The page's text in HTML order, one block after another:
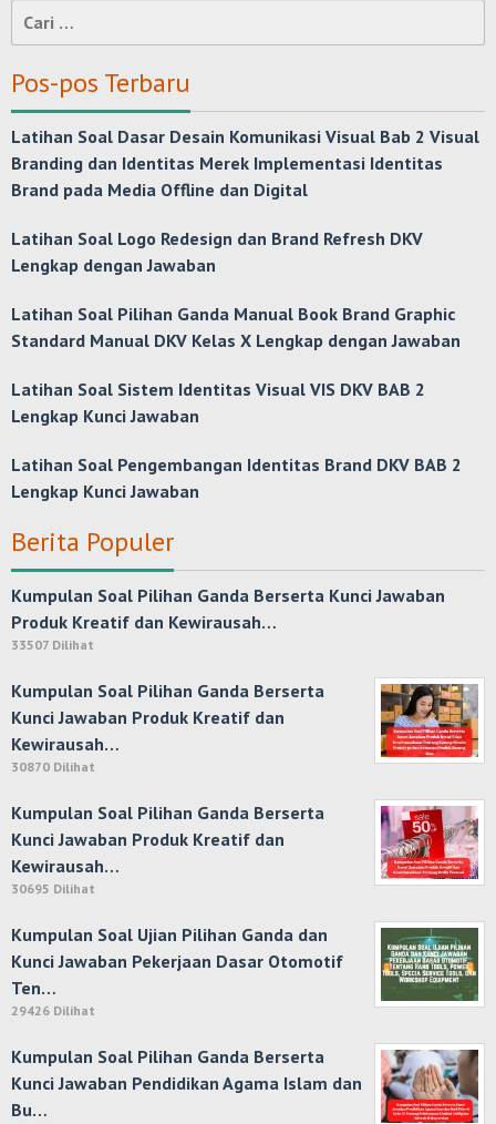
Cari
untuk:
Pos-pos Terbaru
Latihan Soal Dasar Desain Komunikasi Visual Bab 2 Visual
Branding dan Identitas Merek Implementasi Identitas
Brand pada Media Offline dan Digital
Latihan Soal Logo Redesign dan Brand Refresh DKV
Lengkap dengan Jawaban
Latihan Soal Pilihan Ganda Manual Book Brand Graphic
Standard Manual DKV Kelas X Lengkap dengan Jawaban
Latihan Soal Sistem Identitas Visual VIS DKV BAB 2
Lengkap Kunci Jawaban
Latihan Soal Pengembangan Identitas Brand DKV BAB 2
Lengkap Kunci Jawaban
Berita Populer
Kumpulan Soal Pilihan Ganda Berserta Kunci Jawaban
Produk Kreatif dan Kewirausah…
33507 Dilihat
Kumpulan Soal Pilihan Ganda Berserta
Kunci Jawaban Produk Kreatif dan
Kewirausah…
30870 Dilihat
Kumpulan Soal Pilihan Ganda Berserta
Kunci Jawaban Produk Kreatif dan
Kewirausah…
30695 Dilihat
Kumpulan Soal Ujian Pilihan Ganda dan
Kunci Jawaban Pekerjaan Dasar Otomotif
Ten…
29426 Dilihat
Kumpulan Soal Pilihan Ganda Berserta
Kunci Jawaban Pendidikan Agama Islam dan
Bu…